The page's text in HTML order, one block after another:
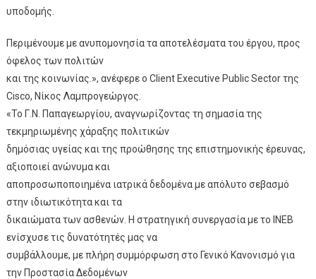
υποδομής.
Περιμένουμε με ανυπομονησία τα αποτελέσματα του έργου, προς
όφελος των πολιτών
και της κοινωνίας.», ανέφερε ο Client Executive Public Sector της
Cisco, Νίκος Λαμπρογεώργος.
«Το Γ.Ν. Παπαγεωργίου, αναγνωρίζοντας τη σημασία της
τεκμηριωμένης χάραξης πολιτικών
δημόσιας υγείας και της προώθησης της επιστημονικής έρευνας,
αξιοποιεί ανώνυμα και
αποπροσωποποιημένα ιατρικά δεδομένα με απόλυτο σεβασμό
στην ιδιωτικότητα και τα
δικαιώματα των ασθενών. Η στρατηγική συνεργασία με το ΙΝΕΒ
ενίσχυσε τις δυνατότητές μας να
συμβάλλουμε, με πλήρη συμμόρφωση στο Γενικό Κανονισμό για
την Προστασία Δεδομένων